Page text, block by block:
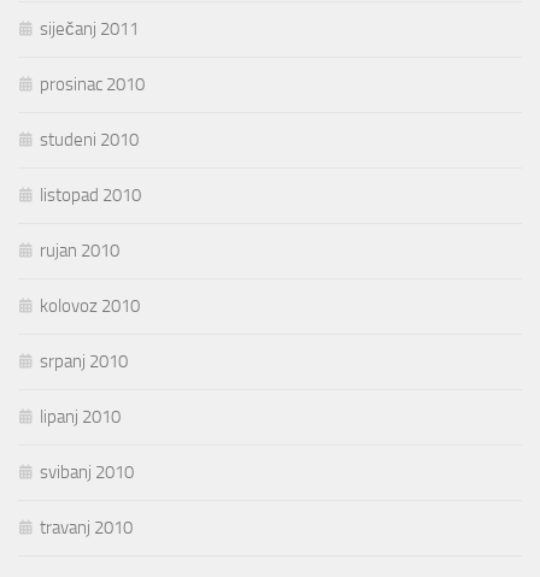
siječanj 2011
prosinac 2010
studeni 2010
listopad 2010
rujan 2010
kolovoz 2010
srpanj 2010
lipanj 2010
svibanj 2010
travanj 2010